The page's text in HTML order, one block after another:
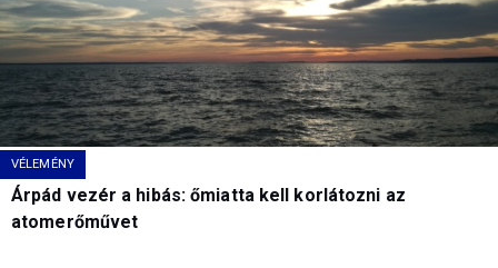
VÉLEMÉNY
Árpád vezér a hibás: őmiatta kell korlátozni az
atomerőművet